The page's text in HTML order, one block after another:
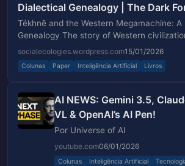
Dialectical Genealogy | The Dark
Philosophy, and Digital Arts
Tékhnē and the Western Megamachine: A
Genealogy The story of Western
the long unfolding of tékhnē, not merely
modern sense, but the deepe…
socialecologies.wordpress.com15/01/2026
Colunas Paper Inteligência Artificial Livros
AI NEWS: Gemini 3.5,
VL & OpenAI’s AI Pen!
Por Universe of AI
youtube.com06/01/2026
Colunas Inteligência Artificial